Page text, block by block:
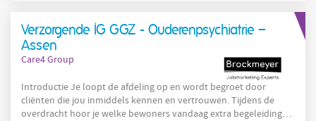
Dankzij jouw betrokkenheid voelen cliënten zich
Verzorgende IG GGZ - Ouderenpsychiatrie –
Assen
Care4 Group
Introductie Je loopt de afdeling op en wordt begroet door
cliënten die jou inmiddels kennen en vertrouwen. Tijdens de
overdracht hoor je welke bewoners vandaag extra begeleiding